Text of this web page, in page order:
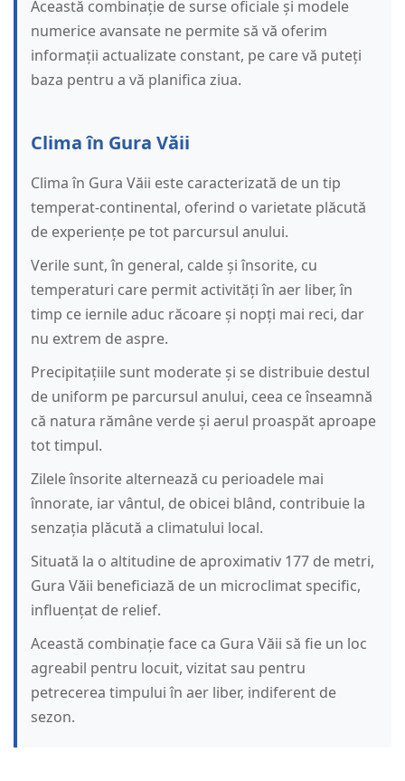
Această combinație de surse oficiale și modele
numerice avansate ne permite să vă oferim
informații actualizate constant, pe care vă puteți
baza pentru a vă planifica ziua.
Clima în Gura Văii
Clima în Gura Văii este caracterizată de un tip
temperat-continental, oferind o varietate plăcută
de experiențe pe tot parcursul anului.
Verile sunt, în general, calde și însorite, cu
temperaturi care permit activități în aer liber, în
timp ce iernile aduc răcoare și nopți mai reci, dar
nu extrem de aspre.
Precipitațiile sunt moderate și se distribuie destul
de uniform pe parcursul anului, ceea ce înseamnă
că natura rămâne verde și aerul proaspăt aproape
tot timpul.
Zilele însorite alternează cu perioadele mai
înnorate, iar vântul, de obicei blând, contribuie la
senzația plăcută a climatului local.
Situată la o altitudine de aproximativ 177 de metri,
Gura Văii beneficiază de un microclimat specific,
influențat de relief.
Această combinație face ca Gura Văii să fie un loc
agreabil pentru locuit, vizitat sau pentru
petrecerea timpului în aer liber, indiferent de
sezon.